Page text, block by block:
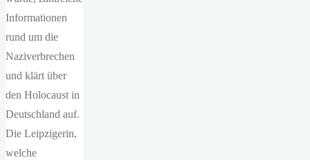
Informationen
rund um die
Naziverbrechen
und klärt über
den Holocaust in
Deutschland auf.
Die Leipzigerin,
welche